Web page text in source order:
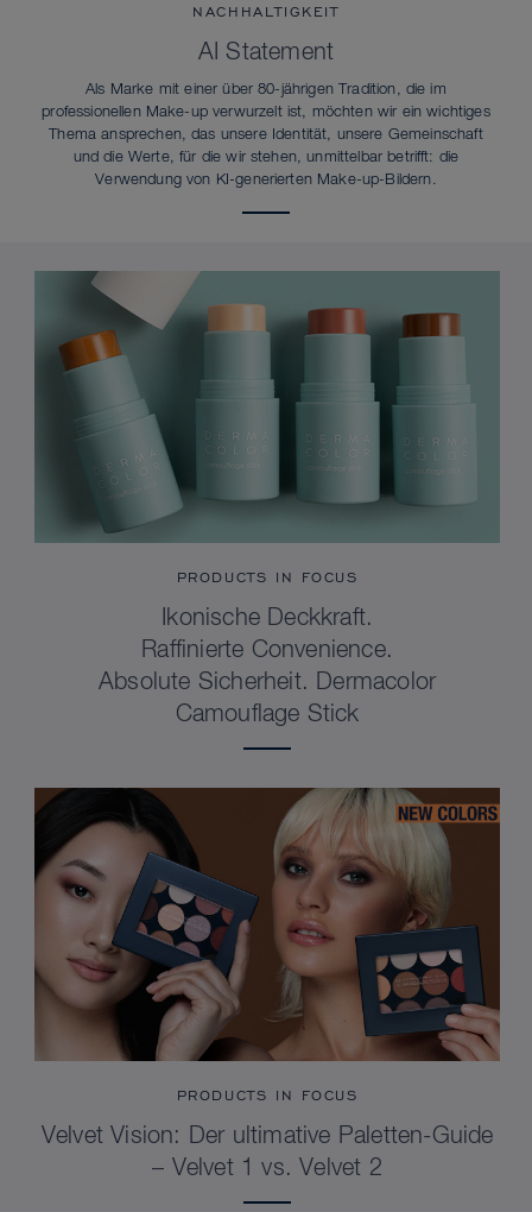
NACHHALTIGKEIT
AI Statement
Als Marke mit einer über 80-jährigen Tradition, die im
professionellen Make-up verwurzelt ist, möchten wir ein wichtiges
Thema ansprechen, das unsere Identität, unsere Gemeinschaft
und die Werte, für die wir stehen, unmittelbar betrifft: die
Verwendung von KI-generierten Make-up-Bildern.
PRODUCTS IN FOCUS
Ikonische Deckkraft.
Raffinierte Convenience.
Absolute Sicherheit. Dermacolor
Camouflage Stick
PRODUCTS IN FOCUS
Velvet Vision: Der ultimative Paletten-Guide
– Velvet 1 vs. Velvet 2